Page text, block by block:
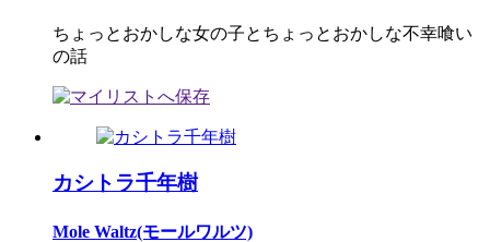
ちょっとおかしな女の子とちょっとおかしな不幸喰い
の話
カシトラ千年樹
Mole Waltz(モールワルツ)